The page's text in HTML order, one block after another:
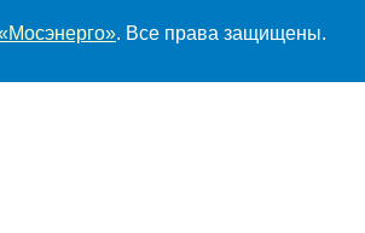
. Все права защищены.